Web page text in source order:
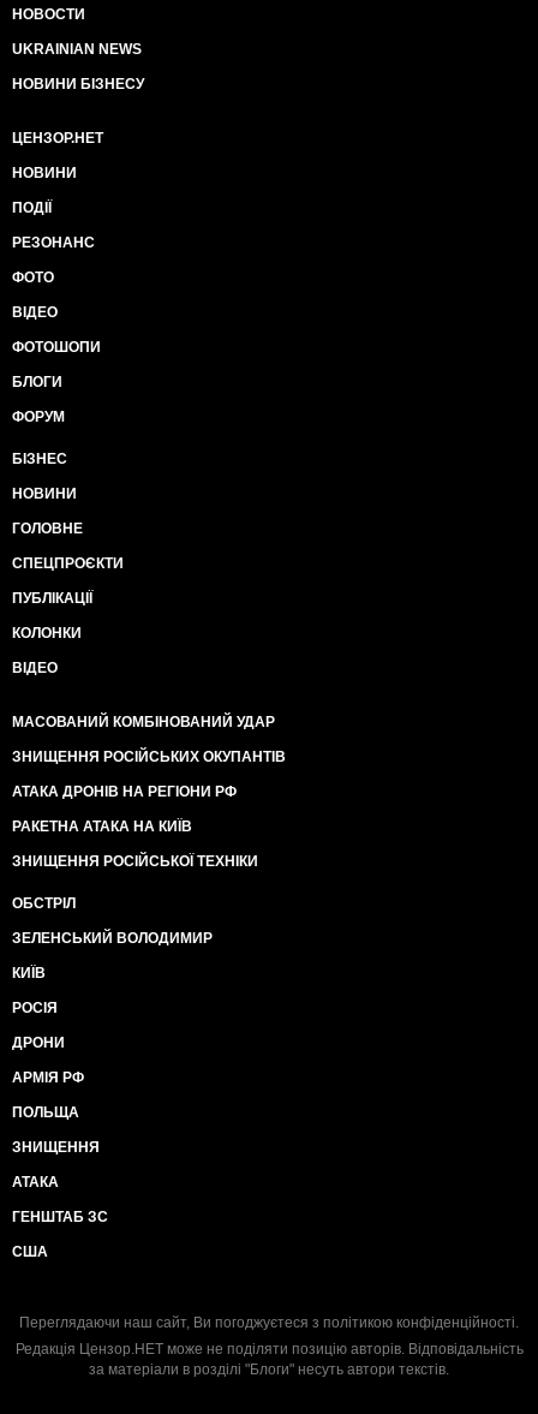
НОВОСТИ
UKRAINIAN NEWS
НОВИНИ БІЗНЕСУ
ЦЕНЗОР.НЕТ
НОВИНИ
ПОДІЇ
РЕЗОНАНС
ФОТО
ВІДЕО
ФОТОШОПИ
БЛОГИ
ФОРУМ
БІЗНЕС
НОВИНИ
ГОЛОВНЕ
СПЕЦПРОЄКТИ
ПУБЛІКАЦІЇ
КОЛОНКИ
ВІДЕО
МАСОВАНИЙ КОМБІНОВАНИЙ УДАР
ЗНИЩЕННЯ РОСІЙСЬКИХ ОКУПАНТІВ
АТАКА ДРОНІВ НА РЕГІОНИ РФ
РАКЕТНА АТАКА НА КИЇВ
ЗНИЩЕННЯ РОСІЙСЬКОЇ ТЕХНІКИ
ОБСТРІЛ
ЗЕЛЕНСЬКИЙ ВОЛОДИМИР
КИЇВ
РОСІЯ
ДРОНИ
АРМІЯ РФ
ПОЛЬЩА
ЗНИЩЕННЯ
АТАКА
ГЕНШТАБ ЗС
США
Переглядаючи наш сайт, Ви погоджуєтеся з політикою конфіденційності.
Редакція Цензор.НЕТ може не поділяти позицію авторів. Відповідальність
за матеріали в розділі "Блоги" несуть автори текстів.